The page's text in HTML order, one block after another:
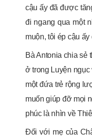
cậu ấy đã được
đi ngang qua một
muộn, tôi ép cậu ấy
Bà Antonia chia sẻ
ở trong Luyện ngục
một đứa trẻ rộng
muốn giúp đỡ mọi
phúc là nhìn về
Đối với mẹ của